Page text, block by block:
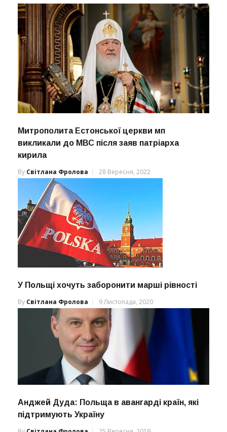
Митрополита Естонської церкви мп
викликали до МВС після заяв патріарха
кирила
By Світлана Фролова 28 Вересня, 2022
У Польщі хочуть заборонити марші рівності
By Світлана Фролова 9 Листопада, 2020
Анджей Дуда: Польща в авангарді країн, які
підтримують Україну